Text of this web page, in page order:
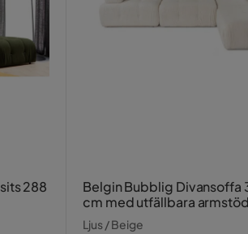
288
Belgin Bubblig Divansoffa
cm med utfällbara
ryggstöd
Ljus / Beige